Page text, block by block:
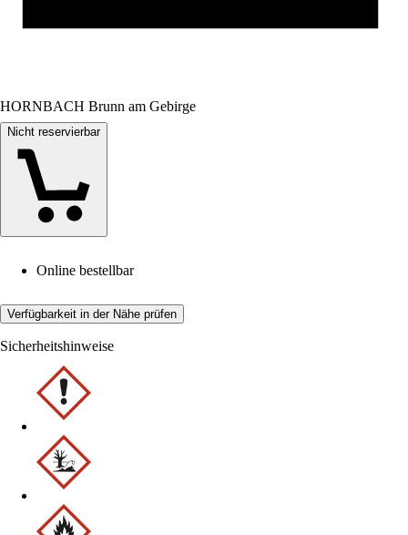
HORNBACH Brunn am Gebirge
Nicht reservierbar
Online bestellbar
Verfügbarkeit in der Nähe prüfen
Sicherheitshinweise